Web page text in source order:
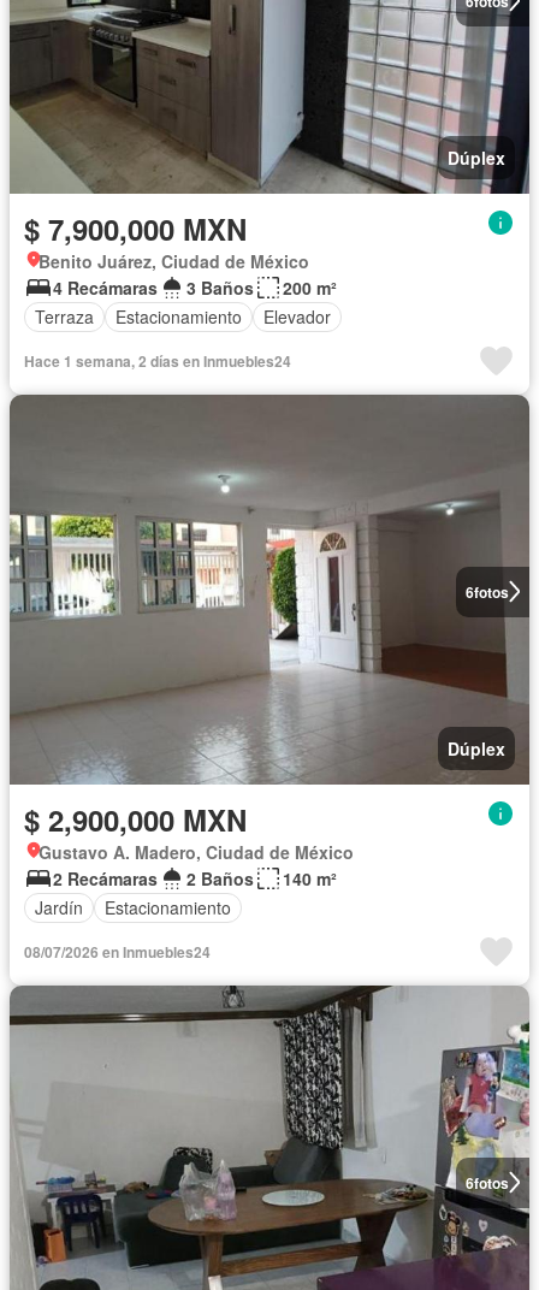
Dúplex
$ 7,900,000 MXN
Benito Juárez, Ciudad de México
4 Recámaras
3 Baños
200 m²
Terraza
Estacionamiento Elevador
Hace 1 semana, 2 días en Inmuebles24
6fotos
Dúplex
$ 2,900,000 MXN
Gustavo A. Madero, Ciudad de México
2 Recámaras
2 Baños
140 m²
Jardín
Estacionamiento
08/07/2026 en Inmuebles24
6fotos